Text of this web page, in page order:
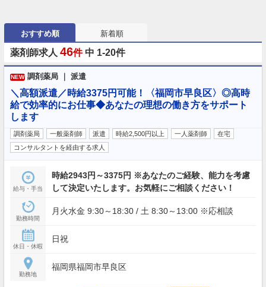
おすすめ順 新着順
薬剤師求人 46件 中 1-20件
NEW 調剤薬局 ｜ 派遣
＼高額派遣／時給3375円可能！〈福岡市早良区〉◎高時
給で効率的にお仕事◆あなたの理想の働き方をサポート
します
調剤薬局 一般薬剤師 派遣 時給2,500円以上 一人薬剤師
在宅
コンサルタントを経由する求人
給与・手当
時給2943円～3375円 ※あなたのご経験、能力を考慮
して決定いたします。お気軽にご相談ください！
勤務時間
月火水金 9:30～18:30 / 土 8:30～13:00 ※応相談
休日・休暇
日祝
勤務地
福岡県福岡市早良区